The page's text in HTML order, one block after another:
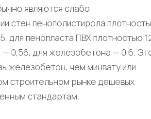
являются слабо
стен пенополистирола
для пенопласта ПВХ плотностью
— 0,56, для железобетона — 0,6.
железобетон, чем минвату или
строительном рынке дешевых
стандартам.